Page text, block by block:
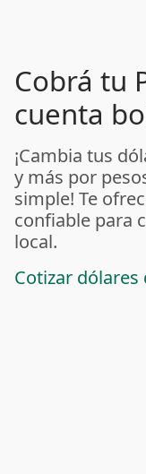
Cobrá tu
cuenta
¡Cambia tus
y más por
simple! Te
confiable para
local.
Cotizar dólares